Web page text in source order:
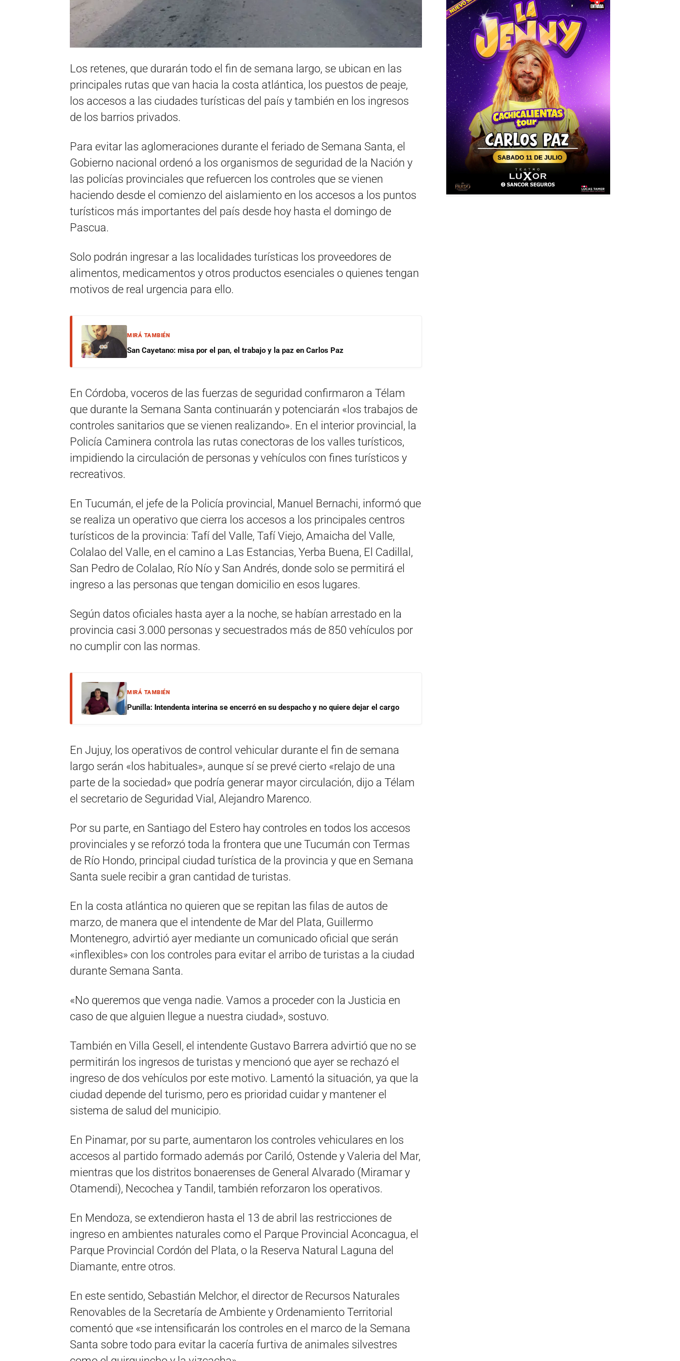
Los retenes, que durarán todo el fin de semana largo, se ubican en las
principales rutas que van hacia la costa atlántica, los puestos de peaje,
los accesos a las ciudades turísticas del país y también en los ingresos
de los barrios privados.
Para evitar las aglomeraciones durante el feriado de Semana Santa, el
Gobierno nacional ordenó a los organismos de seguridad de la Nación y
las policías provinciales que refuercen los controles que se vienen
haciendo desde el comienzo del aislamiento en los accesos a los puntos
turísticos más importantes del país desde hoy hasta el domingo de
Pascua.
Solo podrán ingresar a las localidades turísticas los proveedores de
alimentos, medicamentos y otros productos esenciales o quienes tengan
motivos de real urgencia para ello.
MIRÁ TAMBIÉN
San Cayetano: misa por el pan, el trabajo y la paz en Carlos Paz
En Córdoba, voceros de las fuerzas de seguridad confirmaron a Télam
que durante la Semana Santa continuarán y potenciarán «los trabajos de
controles sanitarios que se vienen realizando». En el interior provincial, la
Policía Caminera controla las rutas conectoras de los valles turísticos,
impidiendo la circulación de personas y vehículos con fines turísticos y
recreativos.
En Tucumán, el jefe de la Policía provincial, Manuel Bernachi, informó que
se realiza un operativo que cierra los accesos a los principales centros
turísticos de la provincia: Tafí del Valle, Tafí Viejo, Amaicha del Valle,
Colalao del Valle, en el camino a Las Estancias, Yerba Buena, El Cadillal,
San Pedro de Colalao, Río Nío y San Andrés, donde solo se permitirá el
ingreso a las personas que tengan domicilio en esos lugares.
Según datos oficiales hasta ayer a la noche, se habían arrestado en la
provincia casi 3.000 personas y secuestrados más de 850 vehículos por
no cumplir con las normas.
MIRÁ TAMBIÉN
Punilla: Intendenta interina se encerró en su despacho y no quiere dejar el cargo
En Jujuy, los operativos de control vehicular durante el fin de semana
largo serán «los habituales», aunque sí se prevé cierto «relajo de una
parte de la sociedad» que podría generar mayor circulación, dijo a Télam
el secretario de Seguridad Vial, Alejandro Marenco.
Por su parte, en Santiago del Estero hay controles en todos los accesos
provinciales y se reforzó toda la frontera que une Tucumán con Termas
de Río Hondo, principal ciudad turística de la provincia y que en Semana
Santa suele recibir a gran cantidad de turistas.
En la costa atlántica no quieren que se repitan las filas de autos de
marzo, de manera que el intendente de Mar del Plata, Guillermo
Montenegro, advirtió ayer mediante un comunicado oficial que serán
«inflexibles» con los controles para evitar el arribo de turistas a la ciudad
durante Semana Santa.
«No queremos que venga nadie. Vamos a proceder con la Justicia en
caso de que alguien llegue a nuestra ciudad», sostuvo.
También en Villa Gesell, el intendente Gustavo Barrera advirtió que no se
permitirán los ingresos de turistas y mencionó que ayer se rechazó el
ingreso de dos vehículos por este motivo. Lamentó la situación, ya que la
ciudad depende del turismo, pero es prioridad cuidar y mantener el
sistema de salud del municipio.
En Pinamar, por su parte, aumentaron los controles vehiculares en los
accesos al partido formado además por Cariló, Ostende y Valeria del Mar,
mientras que los distritos bonaerenses de General Alvarado (Miramar y
Otamendi), Necochea y Tandil, también reforzaron los operativos.
En Mendoza, se extendieron hasta el 13 de abril las restricciones de
ingreso en ambientes naturales como el Parque Provincial Aconcagua, el
Parque Provincial Cordón del Plata, o la Reserva Natural Laguna del
Diamante, entre otros.
En este sentido, Sebastián Melchor, el director de Recursos Naturales
Renovables de la Secretaría de Ambiente y Ordenamiento Territorial
comentó que «se intensificarán los controles en el marco de la Semana
Santa sobre todo para evitar la cacería furtiva de animales silvestres